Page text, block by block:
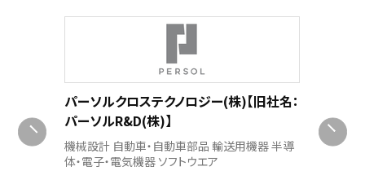
パーソルクロステクノロジー(株)【旧社名：
パーソルR&D(株)】
機械設計 自動車・自動車部品 輸送用機器 半導
体・電子・電気機器 ソフトウエア
半導体